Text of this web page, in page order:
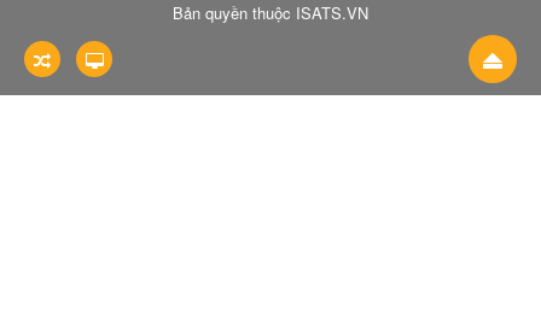
Bản quyền thuộc ISATS.VN